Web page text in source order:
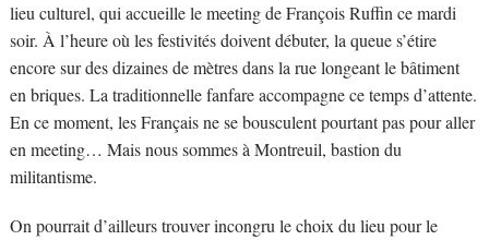
lieu culturel, qui accueille le meeting de François Ruffin ce mardi
soir. À l’heure où les festivités doivent débuter, la queue s’étire
encore sur des dizaines de mètres dans la rue longeant le bâtiment
en briques. La traditionnelle fanfare accompagne ce temps d’attente.
En ce moment, les Français ne se bousculent pourtant pas pour aller
en meeting… Mais nous sommes à Montreuil, bastion du
militantisme.
On pourrait d’ailleurs trouver incongru le choix du lieu pour le